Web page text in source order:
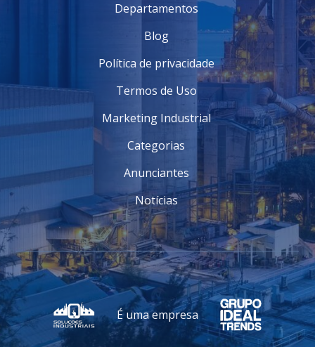
Departamentos
Blog
Política de privacidade
Termos de Uso
Marketing Industrial
Categorias
Anunciantes
Notícias
É uma empresa